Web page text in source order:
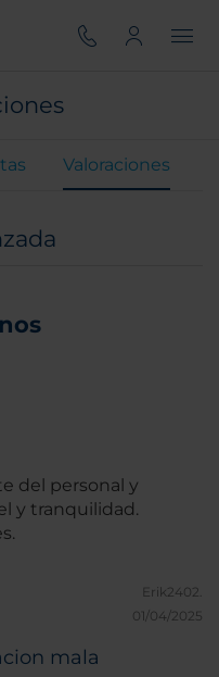
Valoraciones
del personal y
y tranquilidad.
Erik2402.
01/04/2025
mala